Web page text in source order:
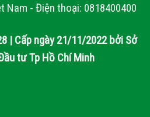
Nam - Điện thoại: 0818400400
| Cấp ngày 21/11/2022 bởi Sở
tư Tp Hồ Chí Minh